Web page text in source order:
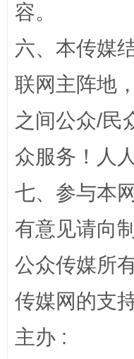
容。
六、本传媒
联网主阵地
之间公众/民
众服务！人
七、参与本
有意见请向
公众传媒所
传媒网的支
主办 :